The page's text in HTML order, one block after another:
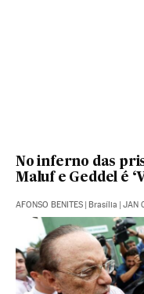
No inferno das
Maluf e Geddel é
AFONSO BENITES | Brasília | JAN